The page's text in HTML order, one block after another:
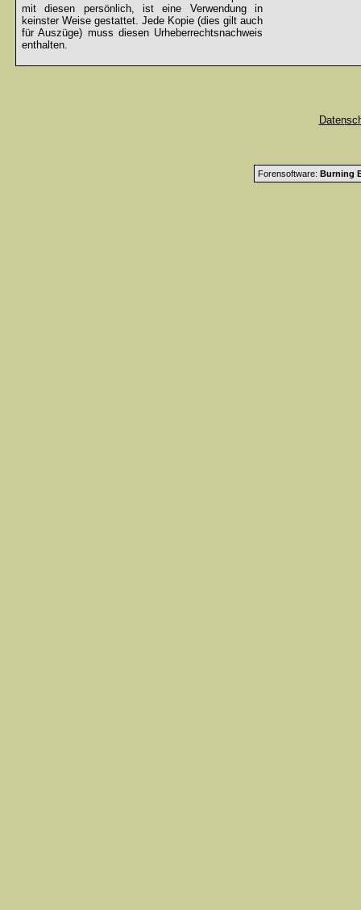
mit diesen persönlich, ist eine Verwendung in
keinster Weise gestattet. Jede Kopie (dies gilt auch
für Auszüge) muss diesen Urheberrechtsnachweis
enthalten.
Forensoftware: Burning